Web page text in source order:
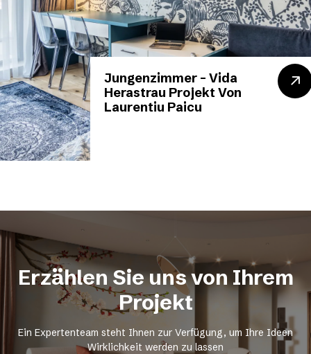
Jungenzimmer – Vida
Herastrau Projekt Von
Laurentiu Paicu
Erzählen Sie uns von Ihrem
Projekt
Ein Expertenteam steht Ihnen zur Verfügung, um Ihre Ideen
Wirklichkeit werden zu lassen